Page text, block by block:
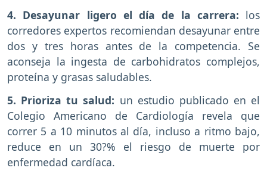
4. Desayunar ligero el día de la carrera: los
corredores expertos recomiendan desayunar entre
dos y tres horas antes de la competencia. Se
aconseja la ingesta de carbohidratos complejos,
proteína y grasas saludables.
5. Prioriza tu salud: un estudio publicado en el
Colegio Americano de Cardiología revela que
correr 5 a 10 minutos al día, incluso a ritmo bajo,
reduce en un 30?% el riesgo de muerte por
enfermedad cardíaca.